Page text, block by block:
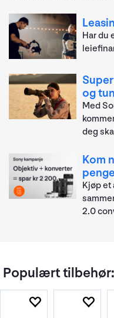
Har du
og
Med
deg
Kom
Kjøp et
2.0
Populært tilbehør: